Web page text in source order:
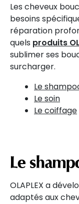
Les cheveux
besoins
réparation
quels produits
sublimer ses
surcharger.
Le
Le soin
Le coiffage
Le
OLAPLEX a
adaptés aux